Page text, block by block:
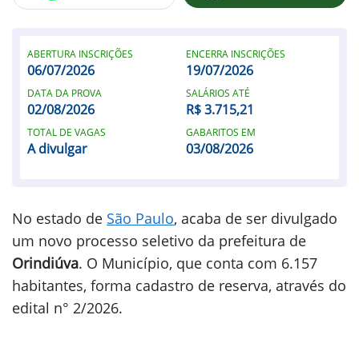
No estado de São Paulo, acaba de ser divulgado
um novo processo seletivo da prefeitura de
Orindiúva. O Município, que conta com 6.157
habitantes, forma cadastro de reserva, através do
edital n° 2/2026.
ABERTURA INSCRIÇÕES
06/07/2026
ENCERRA INSCRIÇÕES
19/07/2026
DATA DA PROVA
02/08/2026
SALÁRIOS ATÉ
R$ 3.715,21
TOTAL DE VAGAS
A divulgar
GABARITOS EM
03/08/2026